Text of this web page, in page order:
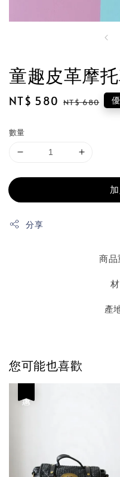
童趣皮革摩
Sale
NT$ 580 Regular
NT$ 680
數量
分享
商
產
您可能也喜歡